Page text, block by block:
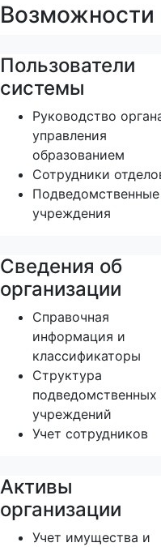
Пользователи
системы
Руководство
управления
образованием
Сотрудники
Подведомственные
учреждения
Сведения об
организации
Справочная
информация и
классификаторы
Структура
подведомственных
учреждений
Учет сотрудников
Активы
организации
Учет имущества и